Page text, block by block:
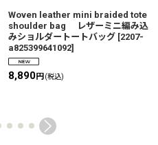
Woven leather mini braided tote
shoulder bag レザーミニ編み込
みショルダートートバッグ [2207-
a825399641092]
8,890円 (税込)